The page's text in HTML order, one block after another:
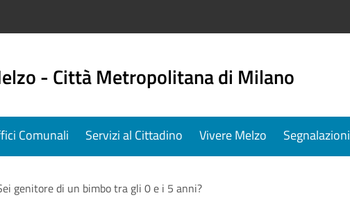
- Città Metropolitana di Milano
Comunali Servizi al Cittadino Vivere Melzo Segnalazioni
genitore di un bimbo tra gli 0 e i 5 anni?